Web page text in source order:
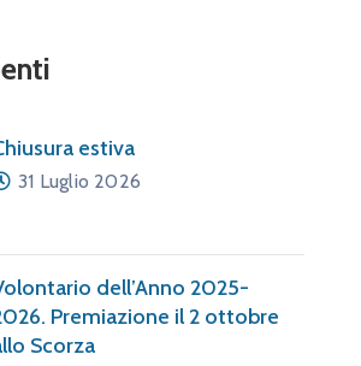
estiva
31 Luglio 2026
dell’Anno 2025-
Premiazione il 2 ottobre
Scorza